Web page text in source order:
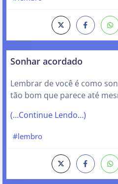
Sonhar acordado
Lembrar de você é como
tão bom que parece até
(…Continue Lendo…)
#lembro